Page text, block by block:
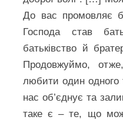
До вас промовляє
Господа став
батьківство й
Продовжуймо,
любити один
нас об’єднує та
таке є – те, що